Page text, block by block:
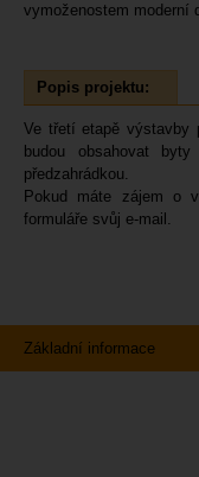
vymoženostem moderní
Popis projektu:
Ve třetí etapě výstavby
budou obsahovat
předzahrádkou.
Pokud máte zájem o
formuláře svůj e-mail.
Základní informace